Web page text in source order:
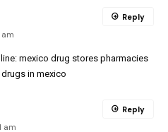
mexico drug stores pharmacies
in mexico
Reply
am
Reply